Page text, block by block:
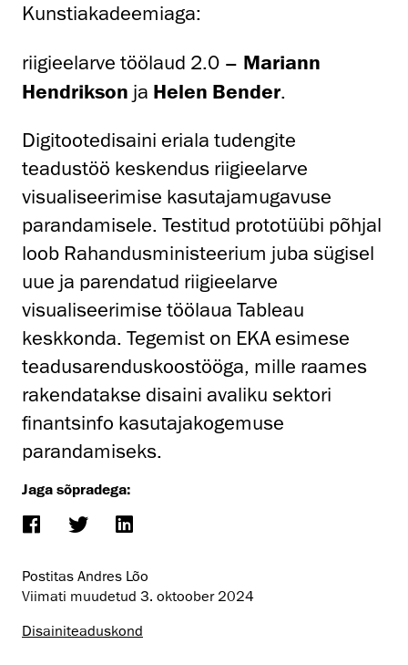
Kunstiakadeemiaga:
riigieelarve töölaud 2.0 – Mariann
Hendrikson ja Helen Bender.
Digitootedisaini eriala tudengite
teadustöö keskendus riigieelarve
visualiseerimise kasutajamugavuse
parandamisele. Testitud prototüübi põhjal
loob Rahandusministeerium juba sügisel
uue ja parendatud riigieelarve
visualiseerimise töölaua Tableau
keskkonda. Tegemist on EKA esimese
teadusarenduskoostööga, mille raames
rakendatakse disaini avaliku sektori
finantsinfo kasutajakogemuse
parandamiseks.
Jaga sõpradega:
Postitas Andres Lõo
Viimati muudetud 3. oktoober 2024
Disaini­­teaduskond